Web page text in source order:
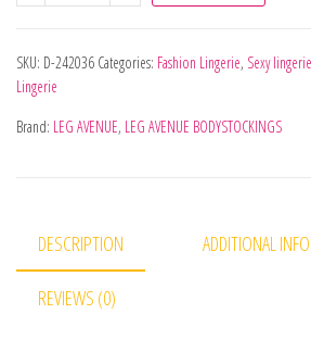
SKU: D-242036 Categories: Fashion Lingerie, Sexy
Lingerie
Brand: LEG AVENUE, LEG AVENUE BODYSTOCKINGS
DESCRIPTION ADDITIONAL
REVIEWS (0)